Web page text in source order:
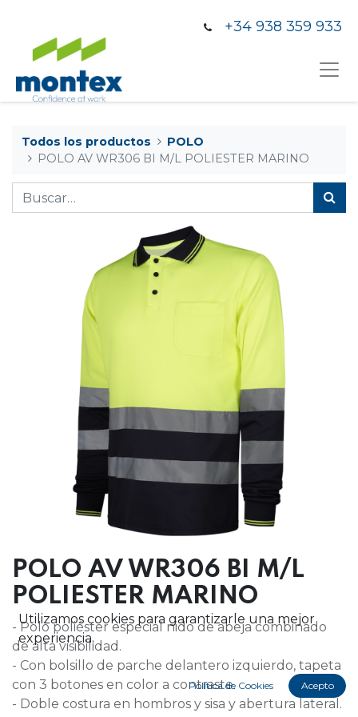
+34 938 359 933
Todos los productos
POLO
POLO AV WR306 BI M/L POLIESTER MARINO
POLO AV WR306 BI M/L
POLIESTER MARINO
- Polo poliéster especial nido de abeja combinado
de alta visibilidad.
- Con bolsillo de parche delantero izquierdo, tapeta
con 3 botones en color a contraste.
- Doble costura en hombros y sisa y abertura lateral.
Utilizamos cookies para garantizarle una mejor
experiencia.
Política de Cookies Acepto